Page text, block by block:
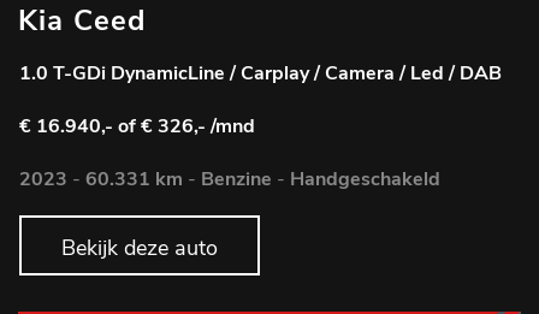
Kia Ceed
1.0 T-GDi DynamicLine / Carplay / Camera / Led / DAB
€ 16.940,- of € 326,- /mnd
2023 - 60.331 km - Benzine - Handgeschakeld
Bekijk deze auto